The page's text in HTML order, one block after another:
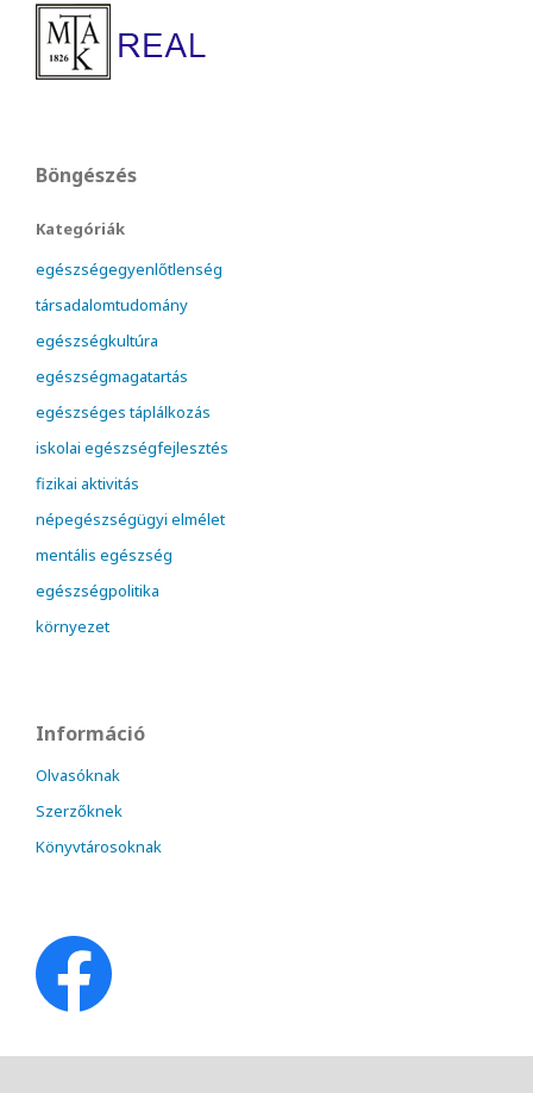
Böngészés
Kategóriák
egészségegyenlőtlenség
társadalomtudomány
egészségkultúra
egészségmagatartás
egészséges táplálkozás
iskolai egészségfejlesztés
fizikai aktivitás
népegészségügyi elmélet
mentális egészség
egészségpolitika
környezet
Információ
Olvasóknak
Szerzőknek
Könyvtárosoknak